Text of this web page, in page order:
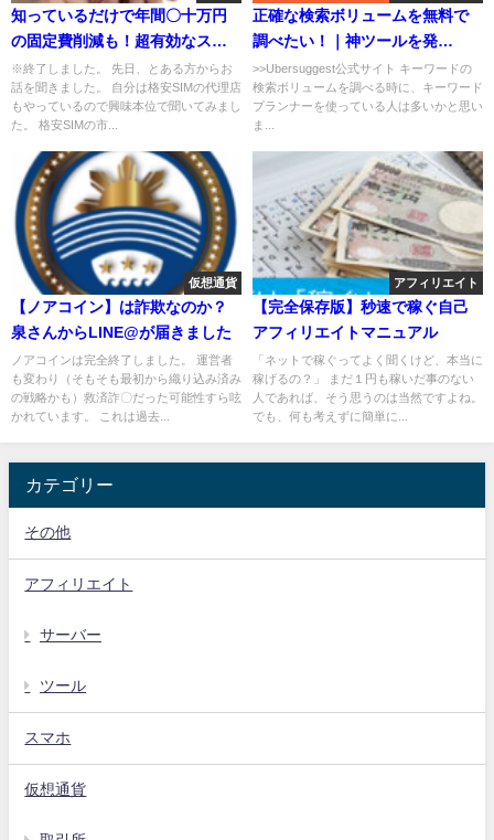
知っているだけで年間〇十万円
の固定費削減も！超有効なスマ
ホ代削減術とは
※終了しました。 先日、とある方からお
話を聞きました。 自分は格安SIMの代理店
もやっているので興味本位で聞いてみまし
た。 格安SIMの市...
正確な検索ボリュームを無料で
調べたい！｜神ツールを発
見！！
>>Ubersuggest公式サイト キーワードの
検索ボリュームを調べる時に、キーワード
プランナーを使っている人は多いかと思い
ま...
仮想通貨
【ノアコイン】は詐欺なのか？
泉さんからLINE@が届きました
ノアコインは完全終了しました。 運営者
も変わり（そもそも最初から織り込み済み
の戦略かも）救済詐〇だった可能性すら呟
かれています。 これは過去...
アフィリエイト
【完全保存版】秒速で稼ぐ自己
アフィリエイトマニュアル
「ネットで稼ぐってよく聞くけど、本当に
稼げるの？」 まだ１円も稼いだ事のない
人であれば、そう思うのは当然ですよね。
でも、何も考えずに簡単に...
カテゴリー
その他
アフィリエイト
サーバー
ツール
スマホ
仮想通貨